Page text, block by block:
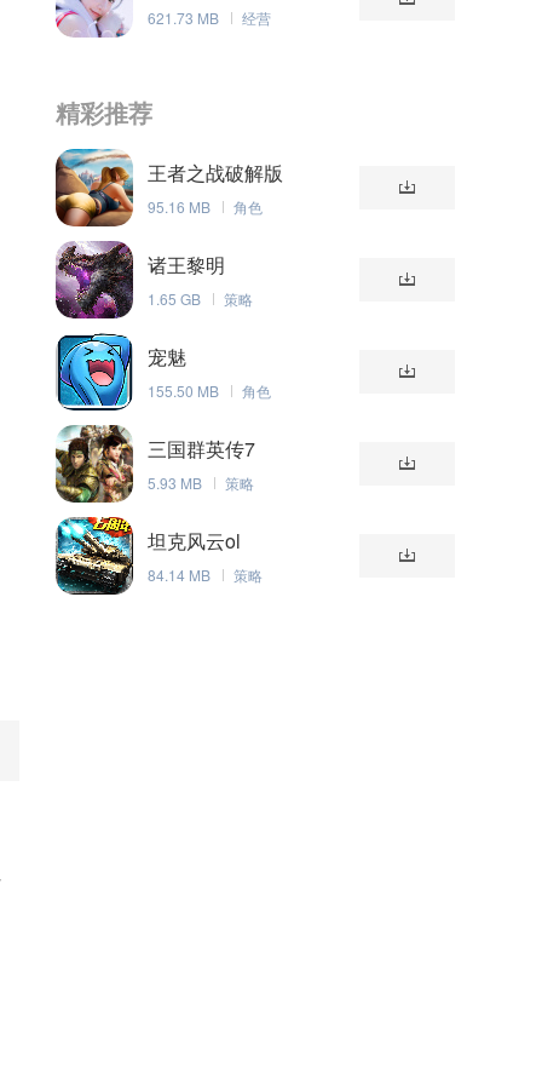
621.73 MB 经营
精彩推荐
王者之战破解版
95.16 MB 角色
诸王黎明
1.65 GB 策略
宠魅
155.50 MB 角色
三国群英传7
5.93 MB 策略
坦克风云ol
84.14 MB 策略